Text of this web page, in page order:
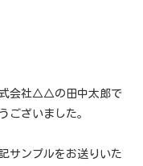
式会社△△の田中太郎で
ございました。
サンプルをお送りいた